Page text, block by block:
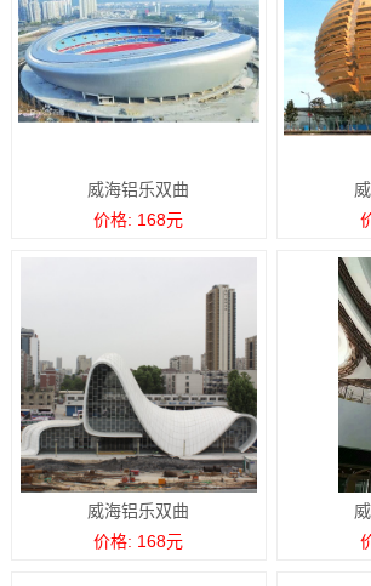
威海铝乐双曲
价格: 168元
威海铝乐双曲
价格: 168元